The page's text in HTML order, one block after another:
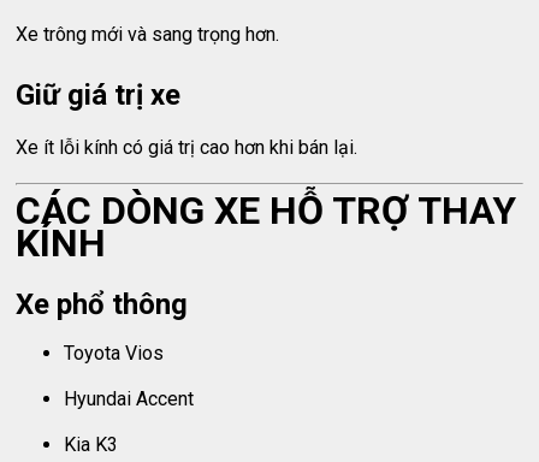
Xe trông mới và sang trọng hơn.
Giữ giá trị xe
Xe ít lỗi kính có giá trị cao hơn khi bán lại.
CÁC DÒNG XE HỖ TRỢ THAY
KÍNH
Xe phổ thông
Toyota Vios
Hyundai Accent
Kia K3